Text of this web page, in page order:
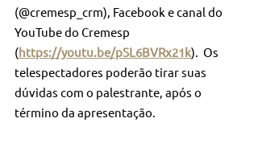
(@cremesp_crm), Facebook e canal do
YouTube do Cremesp
(https://youtu.be/pSL6BVRx21k).  Os
telespectadores poderão tirar suas
dúvidas com o palestrante, após o
término da apresentação.